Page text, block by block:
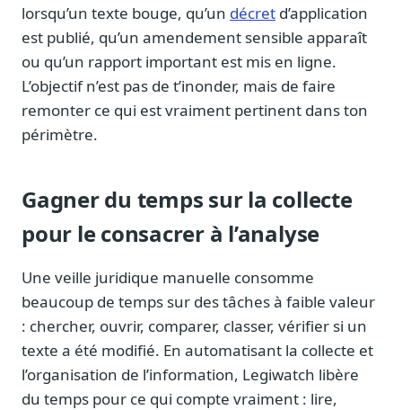
lorsqu’un texte bouge, qu’un décret d’application
est publié, qu’un amendement sensible apparaît
ou qu’un rapport important est mis en ligne.
L’objectif n’est pas de t’inonder, mais de faire
remonter ce qui est vraiment pertinent dans ton
périmètre.
Gagner du temps sur la collecte
pour le consacrer à l’analyse
Une veille juridique manuelle consomme
beaucoup de temps sur des tâches à faible valeur
: chercher, ouvrir, comparer, classer, vérifier si un
texte a été modifié. En automatisant la collecte et
l’organisation de l’information, Legiwatch libère
du temps pour ce qui compte vraiment : lire,